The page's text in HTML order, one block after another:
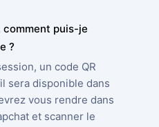
puis-je
?
un code QR
sera disponible dans
vous rendre dans
et scanner le